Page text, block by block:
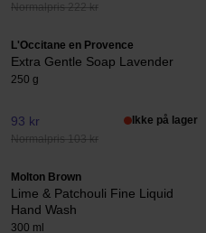
Normalpris 222 kr
L'Occitane en Provence
Extra Gentle Soap Lavender
250 g
93 kr
Normalpris 103 kr
Ikke på lager
Molton Brown
Lime & Patchouli Fine Liquid
Hand Wash
300 ml